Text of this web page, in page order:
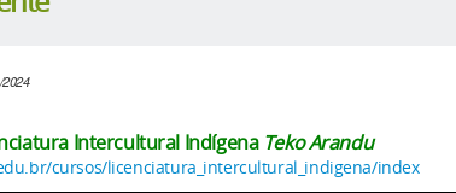
2024
Intercultural Indígena Teko Arandu
cursos/licenciatura_intercultural_indigena/index